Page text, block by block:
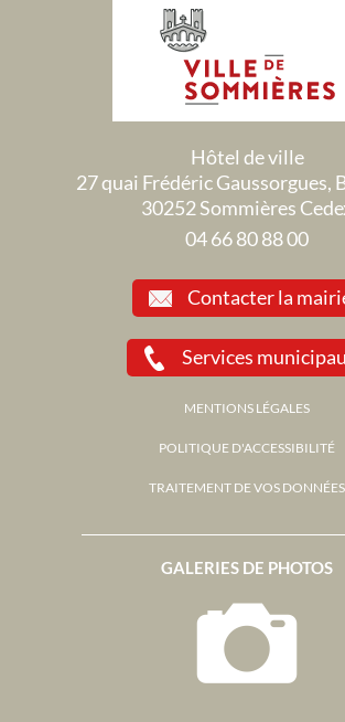
GALERIES DE PHOTOS
Hôtel de ville
27 quai Frédéric Gaussorgues,
30252 Sommières
04 66 80 88 00
Contacter la
Services
MENTIONS LÉGALES
POLITIQUE D'ACCESSIBILITÉ
TRAITEMENT DE VOS DONNÉES